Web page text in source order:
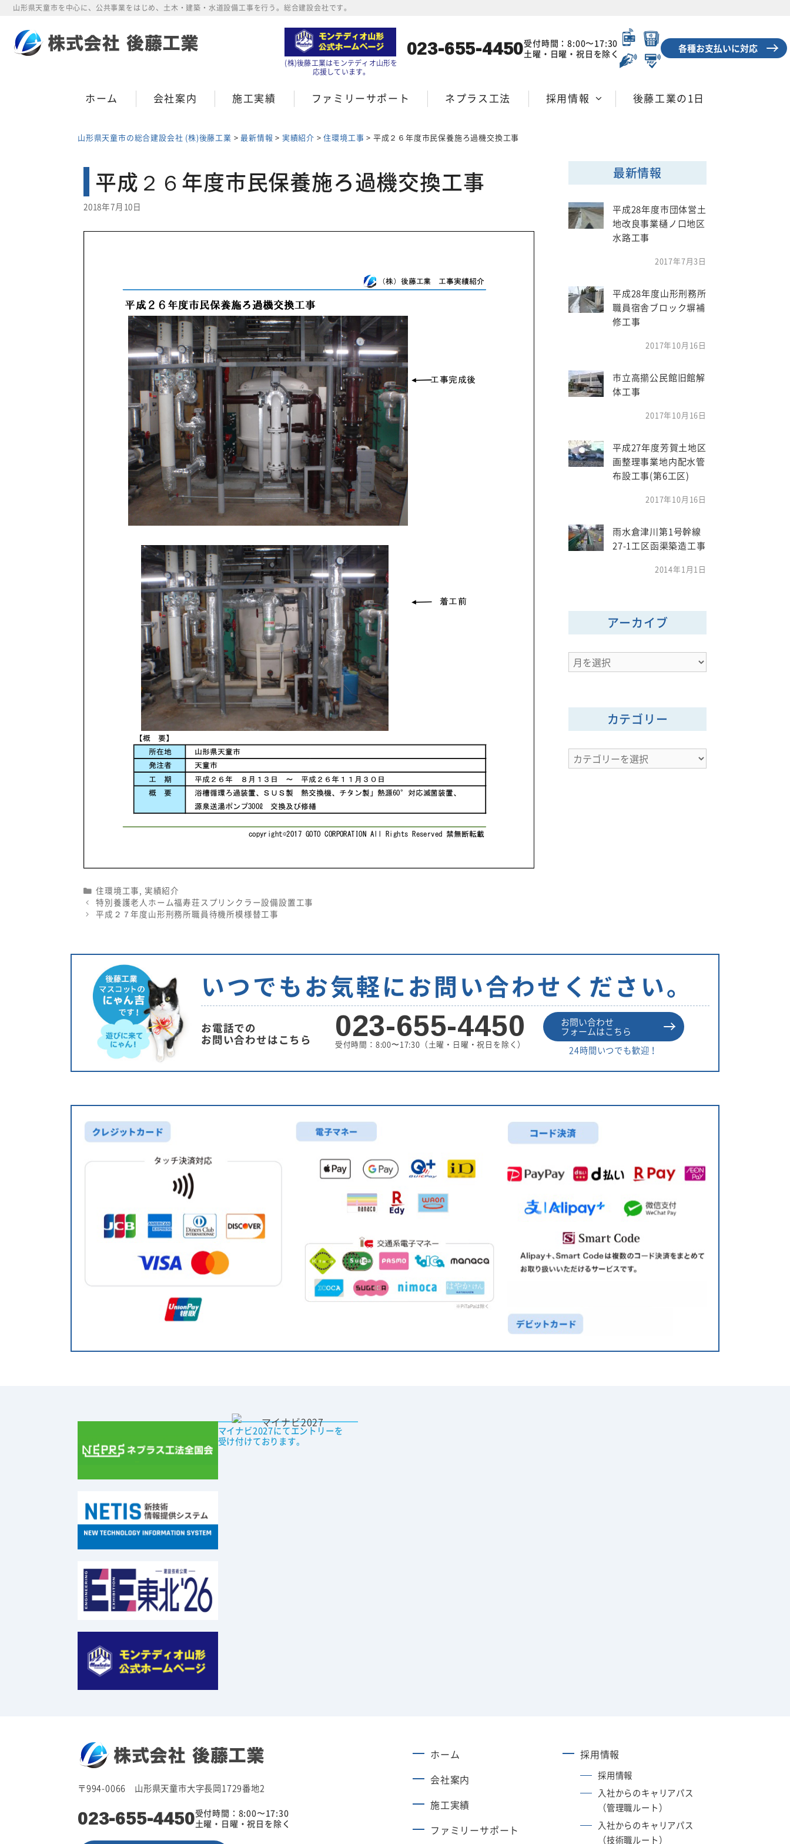
Skip
content
山形県天童市を中心に、公共事業をはじめ、土木・建築・水道設備工事を行う。総合建設会社です。
(株)後藤工業はモンテディオ山形を
応援しています。
023-655-4450受付時間：8:00〜17:30
土曜・日曜・祝日を除く
各種お支払いに対応
ホーム 会社案内 施工実績 ファミリーサポート ネプラス工法 採用情報 後藤工業の1日
山形県天童市の総合建設会社 (株)後藤工業 > 最新情報 > 実績紹介 >住環境工事 > 平成２６年度市民保養施ろ過機交換工事
平成２６年度市民保養施ろ過機交換工事
2018年7月10日
Categories
住環境工事 実績紹介
特別養護老人ホーム福寿荘スプリンクラー設備設置工事
平成２７年度山形刑務所職員待機所模様替工事
最新情報
平成28年度市団体営土
地改良事業樋ノ口地区
水路工事
2017年7月3日
平成28年度山形刑務所
職員宿舎ブロック塀補
修工事
2017年10月16日
市立高擶公民館旧館解
体工事
2017年10月16日
平成27年度芳賀土地区
画整理事業地内配水管
布設工事(第6工区)
2017年10月16日
雨水倉津川第1号幹線
27-1工区函渠築造工事
2014年1月1日
アーカイブ
ア
ー
イ
カテゴリー
カ
テ
いつでもお気軽にお問い合わせください。
お電話での
お問い合わせはこちら 023-655-4450
受付時間：8:00〜17:30 （土曜・日曜・祝日を除く）
お問い合わせ
フォームはこちら
24時間いつでも歓迎！
マイナビ2027にてエントリーを
受け付けております。
〒994-0066 山形県天童市大字長岡1729番地2
023-655-4450受付時間：8:00〜17:30
土曜・日曜・祝日を除く
ホーム
会社案内
施工実績
ファミリーサポート
採用情報
採用情報
入社からのキャリアパス
（管理職ルート）
入社からのキャリアパス
（技術職ルート）